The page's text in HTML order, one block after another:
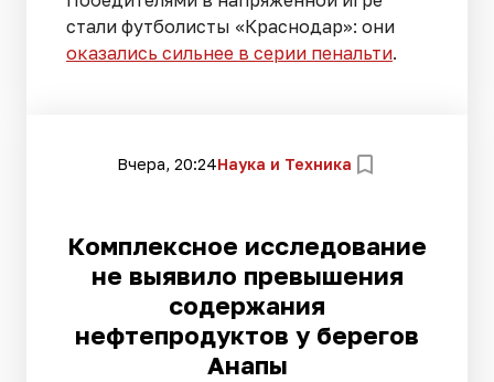
стали футболисты «Краснодар»: они
оказались сильнее в серии пенальти.
Вчера, 20:24Наука и Техника
Комплексное исследование
не выявило превышения
содержания
нефтепродуктов у берегов
Анапы